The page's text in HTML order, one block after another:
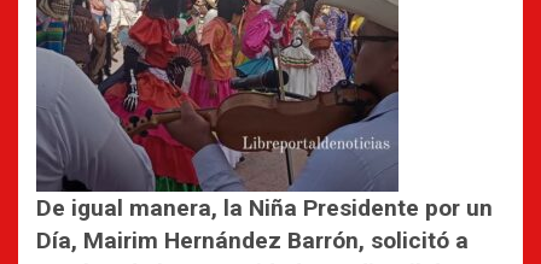
De igual manera, la Niña Presidente por un
Día, Mairim Hernández Barrón, solicitó a